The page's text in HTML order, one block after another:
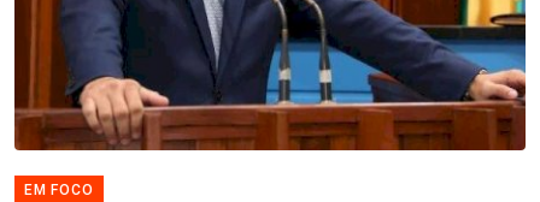
EM FOCO